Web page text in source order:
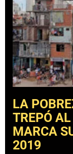
LA
TREPÓ
MARCA
2019